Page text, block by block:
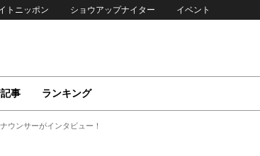
トニッポン ショウアップナイター イベント
事 ランキング
ウンサーがインタビュー！